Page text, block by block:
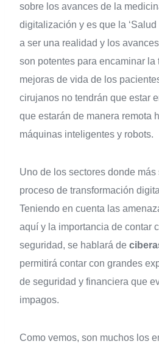
sobre los avances de la
digitalización y es que la ‘Salud
a ser una realidad y los
son potentes para encaminar la
mejoras de vida de los
cirujanos no tendrán que estar
que estarán de manera remota
máquinas inteligentes y robots.
Uno de los sectores donde más
proceso de transformación
Teniendo en cuenta las
aquí y la importancia de contar
seguridad, se hablará de
permitirá contar con grandes
de seguridad y financiera que
impagos.
Como vemos, son muchos los